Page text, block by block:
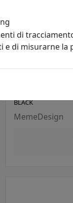
BLACK
MemeDesign
di
e di misurarne la